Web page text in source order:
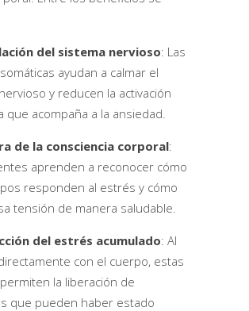
del sistema nervioso: Las
ayudan a calmar el
y reducen la activación
que acompaña a la ansiedad.
de la consciencia corporal:
aprenden a reconocer cómo
responden al estrés y cómo
tensión de manera saludable.
del estrés acumulado: Al
con el cuerpo, estas
la liberación de
que pueden haber estado